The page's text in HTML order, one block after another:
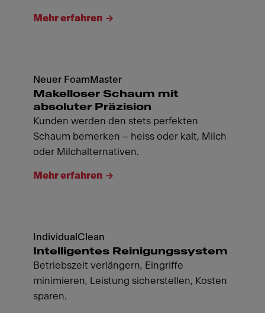
Mehr erfahren
Neuer FoamMaster
Makelloser Schaum mit
absoluter Präzision
Kunden werden den stets perfekten
Schaum bemerken – heiss oder kalt, Milch
oder Milchalternativen.
Mehr erfahren
IndividualClean
Intelligentes Reinigungssystem
Betriebszeit verlängern, Eingriffe
minimieren, Leistung sicherstellen, Kosten
sparen.